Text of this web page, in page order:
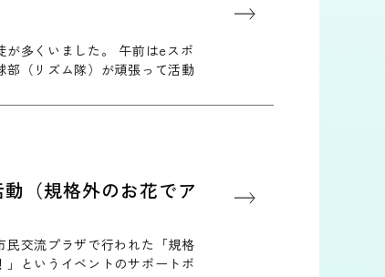
が多くいました。 午前はeスポ
（リズム隊）が頑張って活動
（規格外のお花でア
民交流プラザで行われた「規格
というイベントのサポートボ